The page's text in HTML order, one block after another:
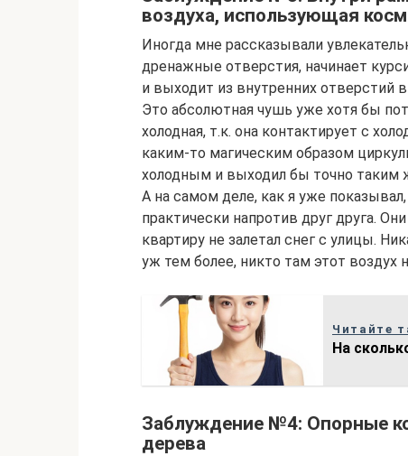
воздуха, использующая
Иногда мне рассказывали
дренажные отверстия, начинает
и выходит из внутренних отверстий
Это абсолютная чушь уже хотя бы
холодная, т.к. она контактирует с
каким-то магическим образом
холодным и выходил бы точно таким
А на самом деле, как я уже
практически напротив друг друга.
квартиру не залетал снег с улицы.
уж тем более, никто там этот воздух
Читайте
На
Заблуждение №4: Опорные
дерева